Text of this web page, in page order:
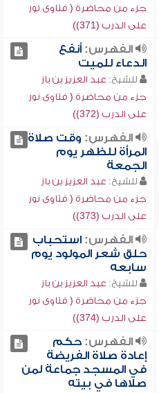
جزء من محاضرة ( فتاوى نور
على الدرب (371))
الفهرس:أنفع
الدعاء للميت
للشيخ: عبد العزيز بن باز
جزء من محاضرة ( فتاوى نور
على الدرب (372))
الفهرس: وقت صلاة
المرأة للظهر يوم
الجمعة
للشيخ: عبد العزيز بن باز
جزء من محاضرة ( فتاوى نور
على الدرب (373))
الفهرس:استحباب
حلق شعر المولود يوم
سابعه
للشيخ: عبد العزيز بن باز
جزء من محاضرة ( فتاوى نور
على الدرب (374))
الفهرس:حكم
إعادة صلاة الفريضة
في المسجد جماعة لمن
صلاها في بيته